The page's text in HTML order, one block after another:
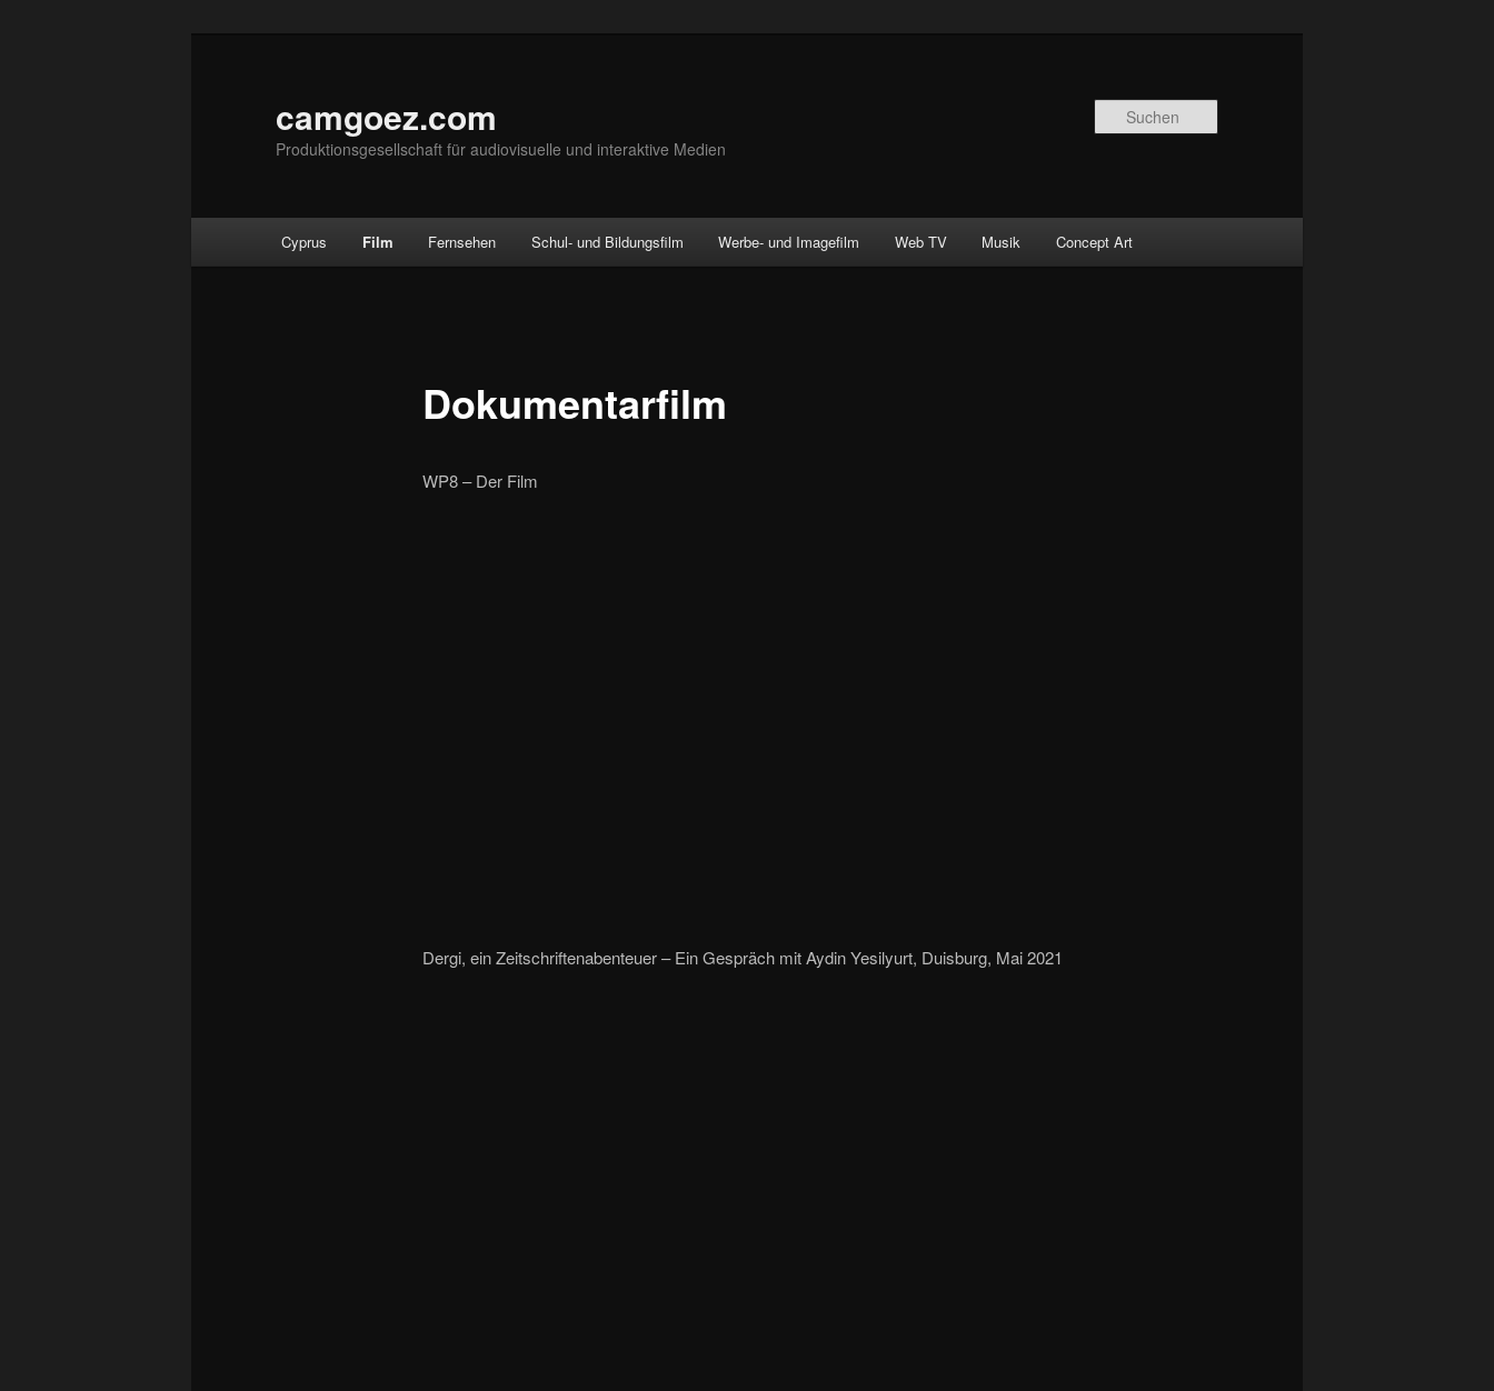
camgoez.com
Produktionsgesellschaft für audiovisuelle und interaktive Medien
Cyprus Film Fernsehen Schul- und Bildungsfilm Werbe- und Imagefilm Web TV Musik Concept Art
Dokumentarfilm
WP8 – Der Film
Dergi, ein Zeitschriftenabenteuer – Ein Gespräch mit Aydin Yesilyurt, Duisburg, Mai 2021